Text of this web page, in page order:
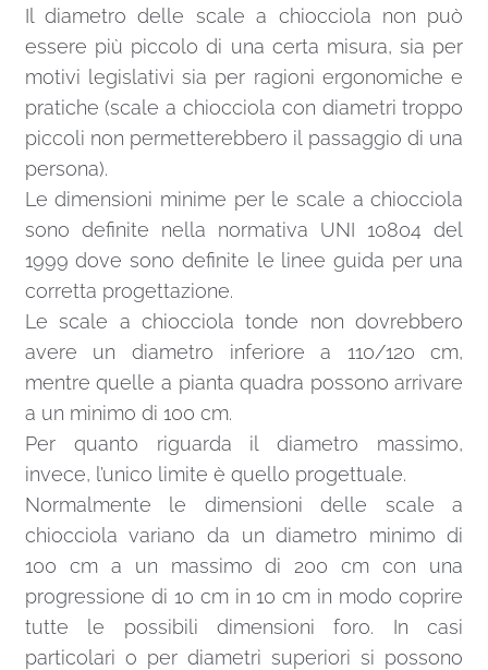
Il diametro delle scale a chiocciola non può
essere più piccolo di una certa misura, sia per
motivi legislativi sia per ragioni ergonomiche e
pratiche (scale a chiocciola con diametri troppo
piccoli non permetterebbero il passaggio di una
persona).
Le dimensioni minime per le scale a chiocciola
sono definite nella normativa UNI 10804 del
1999 dove sono definite le linee guida per una
corretta progettazione.
Le scale a chiocciola tonde non dovrebbero
avere un diametro inferiore a 110/120 cm,
mentre quelle a pianta quadra possono arrivare
a un minimo di 100 cm.
Per quanto riguarda il diametro massimo,
invece, l’unico limite è quello progettuale.
Normalmente le dimensioni delle scale a
chiocciola variano da un diametro minimo di
100 cm a un massimo di 200 cm con una
progressione di 10 cm in 10 cm in modo coprire
tutte le possibili dimensioni foro. In casi
particolari o per diametri superiori si possono